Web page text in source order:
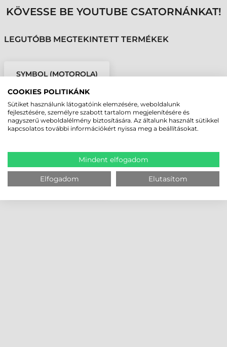
KÖVESSE BE YOUTUBE CSATORNÁNKAT!
LEGUTÓBB MEGTEKINTETT TERMÉKEK
SYMBOL (MOTOROLA)
BŐR, FEKETE, MC45
COOKIES POLITIKÁNK
Sütiket használunk látogatóink elemzésére, weboldalunk
fejlesztésére, személyre szabott tartalom megjelenítésére és
nagyszerű weboldalélmény biztosítására. Az általunk használt sütikkel
kapcsolatos további információkért nyissa meg a beállításokat.
Mindent elfogadom
Elfogadom Elutasítom